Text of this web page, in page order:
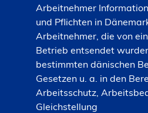
Arbeitnehmer
und Pflichten in
Arbeitnehmer, die von
Betrieb entsendet
bestimmten dänischen
Gesetzen u. a. in den
Arbeitsschutz,
Gleichstellung